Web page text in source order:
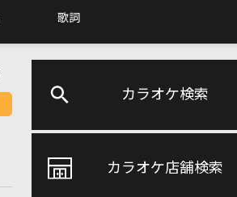
歌詞
カラオケ検索
カラオケ店舗検索